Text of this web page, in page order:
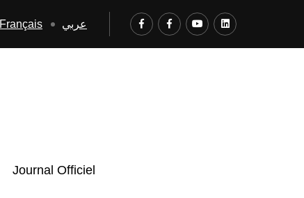
Français عربي
Journal Officiel